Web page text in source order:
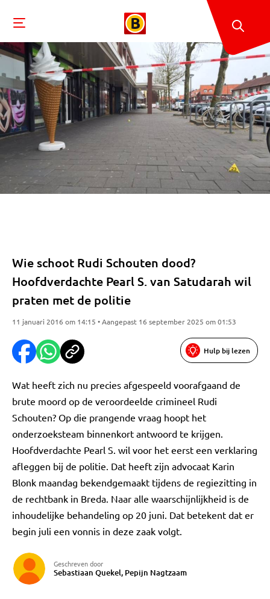
Wie schoot Rudi Schouten dood?
Hoofdverdachte Pearl S. van Satudarah wil
praten met de politie
11 januari 2016 om 14:15 • Aangepast 16 september 2025 om 01:53
Hulp bij lezen
Wat heeft zich nu precies afgespeeld voorafgaand de
brute moord op de veroordeelde crimineel Rudi
Schouten? Op die prangende vraag hoopt het
onderzoeksteam binnenkort antwoord te krijgen.
Hoofdverdachte Pearl S. wil voor het eerst een verklaring
afleggen bij de politie. Dat heeft zijn advocaat Karin
Blonk maandag bekendgemaakt tijdens de regiezitting in
de rechtbank in Breda. Naar alle waarschijnlijkheid is de
inhoudelijke behandeling op 20 juni. Dat betekent dat er
begin juli een vonnis in deze zaak volgt.
Geschreven door
Sebastiaan Quekel, Pepijn Nagtzaam